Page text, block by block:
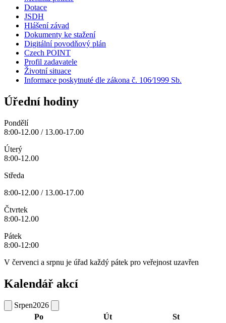
Dotace
JSDH
Hlášení závad
Dokumenty ke stažení
Digitální povodňový plán
Czech POINT
Profil zadavatele
Životní situace
Informace poskytnuté dle zákona č. 106⁄1999 Sb.
Úřední hodiny
Pondělí
8:00-12.00 / 13.00-17.00
Úterý
8:00-12.00
Středa
8:00-12.00 / 13.00-17.00
Čtvrtek
8:00-12.00
Pátek
8:00-12:00
V červenci a srpnu je úřad každý pátek pro veřejnost uzavřen
Kalendář akcí
Srpen2026
Po
Út
St